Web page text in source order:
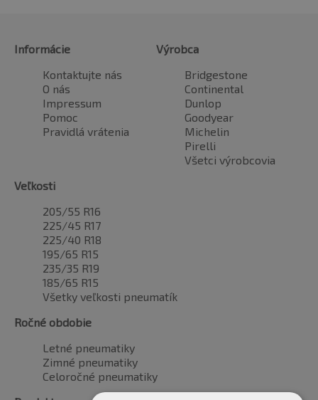
Informácie
Kontaktujte nás
O nás
Impressum
Pomoc
Pravidlá vrátenia
Výrobca
Bridgestone
Continental
Dunlop
Goodyear
Michelin
Pirelli
Všetci výrobcovia
Veľkosti
205/55 R16
225/45 R17
225/40 R18
195/65 R15
235/35 R19
185/65 R15
Všetky veľkosti pneumatík
Ročné obdobie
Letné pneumatiky
Zimné pneumatiky
Celoročné pneumatiky